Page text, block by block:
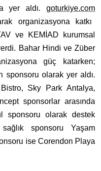
yer aldı. goturkiye.com
organizasyona katkı
ve KEMİAD kurumsal
Bahar Hindi ve Züber
güç katarken;
sponsoru olarak yer aldı.
Sky Park Antalya,
sponsorlar arasında
sponsoru olarak destek
sponsoru Yaşam
ise Corendon Playa